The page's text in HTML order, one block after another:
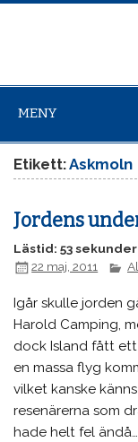
MENY
Etikett:Askmoln
Jordens
Lästid: 53 sekunder
22 maj, 2011
Igår skulle jorden
Harold Camping,
dock Island fått
en massa flyg
vilket kanske
resenärerna som
hade helt fel